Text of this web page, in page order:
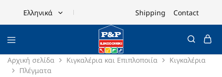
Ελληνικά
English
Shipping Contact
Αρχική σελίδα Κιγκαλέρια και Επιπλοποιία
Κιγκαλέρια
Πλέγματα